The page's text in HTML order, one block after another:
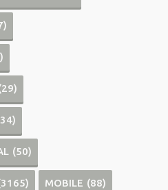
(50)
MOBILE (88)